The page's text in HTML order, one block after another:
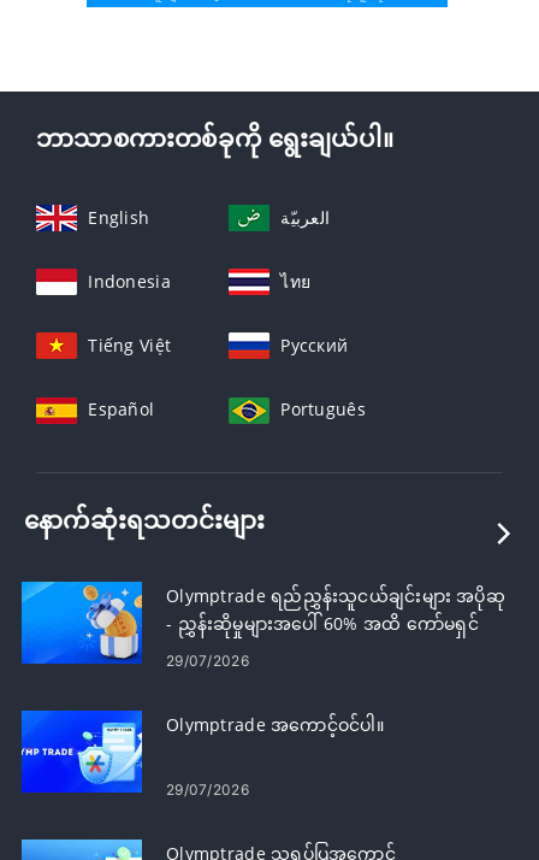
ဘာသာစကားတစ်ခုကို ရွေးချယ်ပါ။
English العربيّة
Indonesia ไทย
Tiếng Việt Русский
Español Português
နောက်ဆုံးရသတင်းများ
Olymptrade ရည်ညွှန်းသူငယ်ချင်းများ အပိုဆု
- ညွှန်းဆိုမှုများအပေါ် 60% အထိ ကော်မရှင်
ရယူပါ။
29/07/2026
Olymptrade အကောင့်ဝင်ပါ။
29/07/2026
Olymptrade သရုပ်ပြအကောင့်